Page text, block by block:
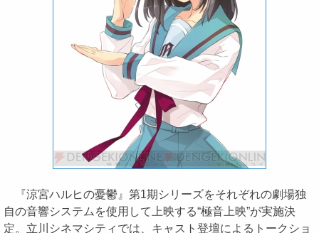
『涼宮ハルヒの憂鬱』第1期シリーズをそれぞれの劇場独
自の音響システムを使用して上映する“極音上映”が実施決
定。立川シネマシティでは、キャスト登壇によるトークショ